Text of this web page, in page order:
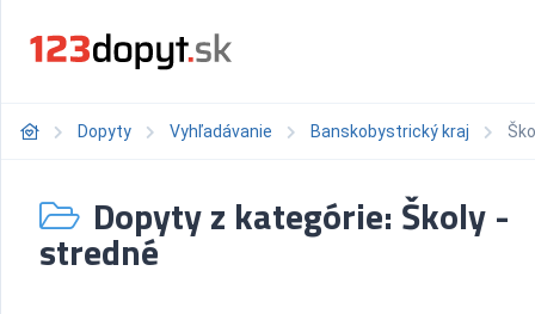
Dopyty Vyhľadávanie Banskobystrický kraj
Dopyty z kategórie: Školy -
stredné